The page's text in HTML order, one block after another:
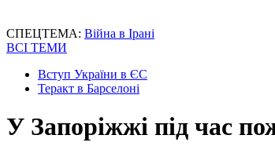
СПЕЦТЕМА: Війна в Ірані
ВСІ ТЕМИ
Вступ України в ЄС
Теракт в Барселоні
У Запоріжжі під час